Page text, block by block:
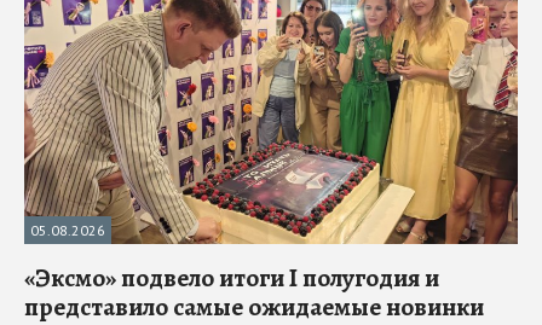
05.08.2026
«Эксмо» подвело итоги I полугодия и
представило самые ожидаемые новинки